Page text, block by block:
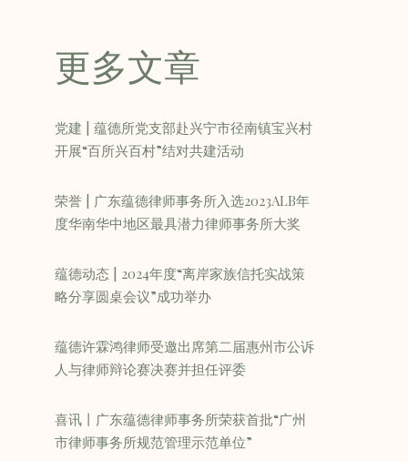
更多文章
党建 | 蕴德所党支部赴兴宁市径南镇宝兴村
开展“百所兴百村”结对共建活动
荣誉 | 广东蕴德律师事务所入选2023ALB年
度华南华中地区最具潜力律师事务所大奖
蕴德动态 | 2024年度“离岸家族信托实战策
略分享圆桌会议”成功举办
蕴德许霖鸿律师受邀出席第二届惠州市公诉
人与律师辩论赛决赛并担任评委
喜讯丨广东蕴德律师事务所荣获首批“广州
市律师事务所规范管理示范单位”